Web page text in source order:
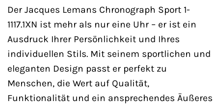
Der Jacques Lemans Chronograph Sport 1-
1117.1XN ist mehr als nur eine Uhr – er ist ein
Ausdruck Ihrer Persönlichkeit und Ihres
individuellen Stils. Mit seinem sportlichen und
eleganten Design passt er perfekt zu
Menschen, die Wert auf Qualität,
Funktionalität und ein ansprechendes Äußeres